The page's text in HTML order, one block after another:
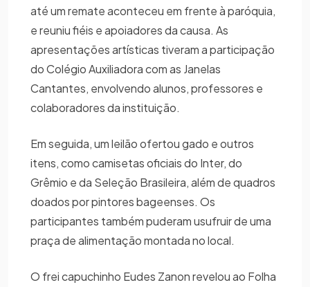
até um remate aconteceu em frente à paróquia,
e reuniu fiéis e apoiadores da causa. As
apresentações artísticas tiveram a participação
do Colégio Auxiliadora com as Janelas
Cantantes, envolvendo alunos, professores e
colaboradores da instituição.
Em seguida, um leilão ofertou gado e outros
itens, como camisetas oficiais do Inter, do
Grêmio e da Seleção Brasileira, além de quadros
doados por pintores bageenses. Os
participantes também puderam usufruir de uma
praça de alimentação montada no local.
O frei capuchinho Eudes Zanon revelou ao Folha